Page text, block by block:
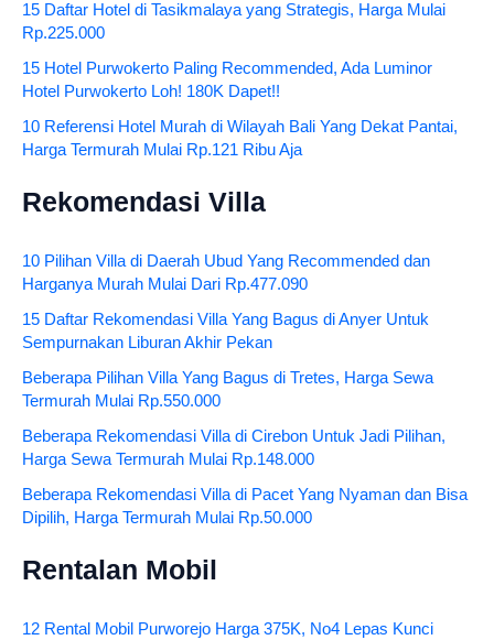
15 Daftar Hotel di Tasikmalaya yang Strategis, Harga Mulai
Rp.225.000
15 Hotel Purwokerto Paling Recommended, Ada Luminor
Hotel Purwokerto Loh! 180K Dapet!!
10 Referensi Hotel Murah di Wilayah Bali Yang Dekat Pantai,
Harga Termurah Mulai Rp.121 Ribu Aja
Rekomendasi Villa
10 Pilihan Villa di Daerah Ubud Yang Recommended dan
Harganya Murah Mulai Dari Rp.477.090
15 Daftar Rekomendasi Villa Yang Bagus di Anyer Untuk
Sempurnakan Liburan Akhir Pekan
Beberapa Pilihan Villa Yang Bagus di Tretes, Harga Sewa
Termurah Mulai Rp.550.000
Beberapa Rekomendasi Villa di Cirebon Untuk Jadi Pilihan,
Harga Sewa Termurah Mulai Rp.148.000
Beberapa Rekomendasi Villa di Pacet Yang Nyaman dan Bisa
Dipilih, Harga Termurah Mulai Rp.50.000
Rentalan Mobil
12 Rental Mobil Purworejo Harga 375K, No4 Lepas Kunci